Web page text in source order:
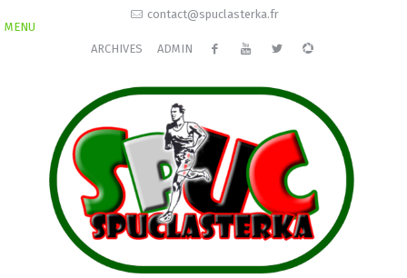
contact@spuclasterka.fr
ARCHIVES ADMIN
MENU